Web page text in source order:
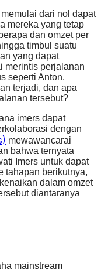
dari nol dapat
mereka yang tetap
dan omzet per
timbul suatu
yang dapat
merintis perjalanan
seperti Anton.
terjadi, dan apa
tersebut?
imers dapat
dengan
mewawancarai
bahwa ternyata
Imers untuk dapat
tahapan berikutnya,
dalam omzet
diantaranya
mainstream